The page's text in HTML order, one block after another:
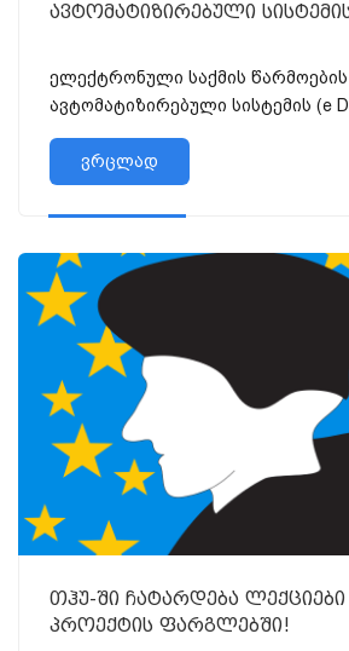
ავტომატიზირებული
ელექტრონული საქმის წარმოების
ავტომატიზირებული სისტემის (e
დანერგვასთან დაკავშირებით
ივნისს 15 საათზე მე-20
ტრენინგი...
ვრცლად
თჰუ-ში ჩატარდება ლექციები
პროექტის ფარგლებში!